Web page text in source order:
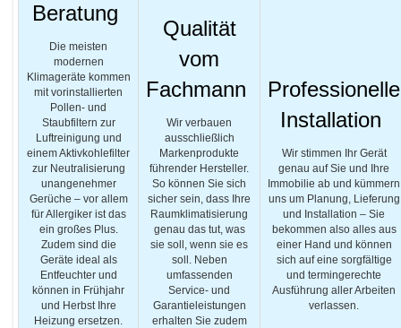
Beratung
Die meisten
modernen
Klimageräte kommen
mit vorinstallierten
Pollen- und
Staubfiltern zur
Luftreinigung und
einem Aktivkohlefilter
zur Neutralisierung
unangenehmer
Gerüche – vor allem
für Allergiker ist das
ein großes Plus.
Zudem sind die
Geräte ideal als
Entfeuchter und
können in Frühjahr
und Herbst Ihre
Heizung ersetzen.
Qualität
vom
Fachmann
Wir verbauen
ausschließlich
Markenprodukte
führender Hersteller.
So können Sie sich
sicher sein, dass Ihre
Raumklimatisierung
genau das tut, was
sie soll, wenn sie es
soll. Neben
umfassenden
Service- und
Garantieleistungen
erhalten Sie zudem
Professionelle
Installation
Wir stimmen Ihr Gerät
genau auf Sie und Ihre
Immobilie ab und kümmern
uns um Planung, Lieferung
und Installation – Sie
bekommen also alles aus
einer Hand und können
sich auf eine sorgfältige
und termingerechte
Ausführung aller Arbeiten
verlassen.